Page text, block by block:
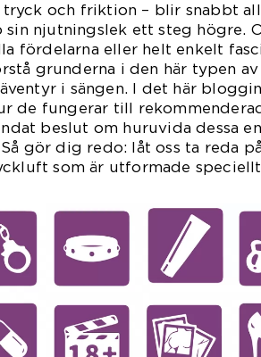
och friktion – blir snabbt
njutningslek ett steg högre.
fördelarna eller helt enkelt
grunderna i den här typen av
i sängen. I det här
de fungerar till
beslut om huruvida dessa
gör dig redo: låt oss ta reda
som är utformade